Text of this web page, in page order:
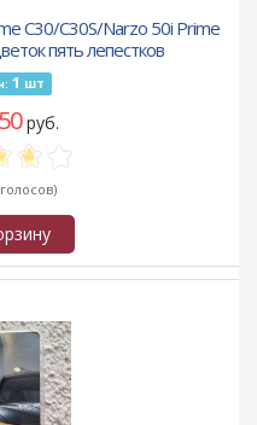
C30/C30S/Narzo 50i Prime
пять лепестков
1 шт
руб.